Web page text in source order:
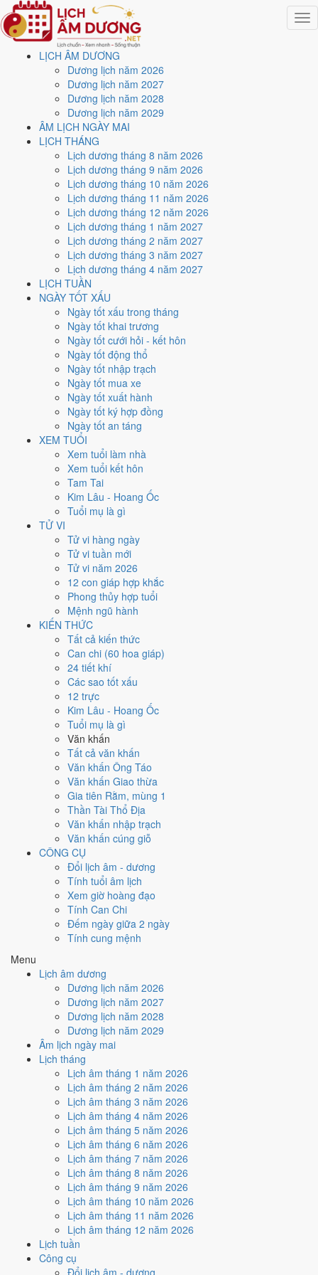
LỊCH ÂM DƯƠNG
Dương lịch năm 2026
Dương lịch năm 2027
Dương lịch năm 2028
Dương lịch năm 2029
ÂM LỊCH NGÀY MAI
LỊCH THÁNG
Lịch dương tháng 8 năm 2026
Lịch dương tháng 9 năm 2026
Lịch dương tháng 10 năm 2026
Lịch dương tháng 11 năm 2026
Lịch dương tháng 12 năm 2026
Lịch dương tháng 1 năm 2027
Lịch dương tháng 2 năm 2027
Lịch dương tháng 3 năm 2027
Lịch dương tháng 4 năm 2027
LỊCH TUẦN
NGÀY TỐT XẤU
Ngày tốt xấu trong tháng
Ngày tốt khai trương
Ngày tốt cưới hỏi - kết hôn
Ngày tốt động thổ
Ngày tốt nhập trạch
Ngày tốt mua xe
Ngày tốt xuất hành
Ngày tốt ký hợp đồng
Ngày tốt an táng
XEM TUỔI
Xem tuổi làm nhà
Xem tuổi kết hôn
Tam Tai
Kim Lâu - Hoang Ốc
Tuổi mụ là gì
TỬ VI
Tử vi hàng ngày
Tử vi tuần mới
Tử vi năm 2026
12 con giáp hợp khắc
Phong thủy hợp tuổi
Mệnh ngũ hành
KIẾN THỨC
Tất cả kiến thức
Can chi (60 hoa giáp)
24 tiết khí
Các sao tốt xấu
12 trực
Kim Lâu - Hoang Ốc
Tuổi mụ là gì
Văn khấn
Tất cả văn khấn
Văn khấn Ông Táo
Văn khấn Giao thừa
Gia tiên Rằm, mùng 1
Thần Tài Thổ Địa
Văn khấn nhập trạch
Văn khấn cúng giỗ
CÔNG CỤ
Đổi lịch âm - dương
Tính tuổi âm lịch
Xem giờ hoàng đạo
Tính Can Chi
Đếm ngày giữa 2 ngày
Tính cung mệnh
Menu
Lịch âm dương
Dương lịch năm 2026
Dương lịch năm 2027
Dương lịch năm 2028
Dương lịch năm 2029
Âm lịch ngày mai
Lịch tháng
Lịch âm tháng 1 năm 2026
Lịch âm tháng 2 năm 2026
Lịch âm tháng 3 năm 2026
Lịch âm tháng 4 năm 2026
Lịch âm tháng 5 năm 2026
Lịch âm tháng 6 năm 2026
Lịch âm tháng 7 năm 2026
Lịch âm tháng 8 năm 2026
Lịch âm tháng 9 năm 2026
Lịch âm tháng 10 năm 2026
Lịch âm tháng 11 năm 2026
Lịch âm tháng 12 năm 2026
Lịch tuần
Công cụ
Đổi lịch âm - dương
Trang chủ
Lịch năm 2026
Tháng 3/2026
Ngày 14/3/2026 (Đinh Hợi)
Xem ngày14/3/2026
lịch - Ngày 26/1 âm lịch
(Đinh Hợi) tốt hay xấu?
Ngày 14/3/2026 dương lịch (Thứ Bảy) là ngày 26/1/2026 âm lịch
Đinh Hợi- Chi khắc Can, Trực Thâu, Sao Nữ, nạp âm Ốc
Thượng Thổ. Tổng hòa, đây làNgày Hungvới điểm trung bình
cho các việc quan trọng. Giờ Hoàng Đạo trong ngày:
Mùi, Tuất, Hợi.
Ngày Dương
Tháng 3 năm 2026
Tháng 1 âm năm 2026
Tiết Kinh Trập
Canh Tý
Bính Ngọ
Ngày Đinh Hợi có TrựcThâu(ngày thu hoạch, tích trữ) nhưng gặp
Câu Trận hắc đạo. Điểm trung bình 7 việc chính chỉ
Ngày Hung, cần thận trọng với các quyết định lớn khó đảo
Mão, Mùi, Dầnhợp ngày; tuổi
Ngày 14/3/2026 tốt hay xấu cho
việc gì?
Ngày 14/3/2026 đạt4.1/10
Mở kho - xuất hàng (8/10), thấp nhất là
Trực Thâu (ngày thu hoạch, tích trữ) nhưng gặp Sao Câu Trận hắc
đạo nên điểm từng việc chênh nhau như bảng dưới.
Cưới hỏi - đính hôn
Trung bình
Cưới hỏi - đính hôn hôm nay ở
Hắc Đạogây bất lợi.
Cách tính ngày tốt
Khai trương - mở cửa hàng
4 /10Trung bình
Khai trương - mở cửa hàng hôm nay ở
Ngày Hắc Đạogây bất lợi.
Cách tính ngày tốt
Ký hợp đồng - giao ước
Tốt
Ký hợp đồng - giao ước hôm nay ở
Thâu
Cách tính ngày tốt
Động thổ - khởi công
Trung bình
Động thổ - khởi công hôm nay ở
Ngày Hắc Đạogây bất lợi.
Cách tính ngày tốt
Nhập trạch - vào nhà mới
Trung bình
Nhập trạch - vào nhà mới hôm nay ở
Ngày Hắc Đạogây bất lợi.
Cách tính ngày tốt
Mua xe - tậu xe
Trung bình
Mua xe - tậu xe hôm nay ởmức trung bình (4/10)
Hắc Đạogây bất lợi.
Cách tính ngày tốt
Xuất hành - đi xa
3
/10Xấu
Xuất hành - đi xa hôm nay ở
Ngày Hắc Đạogây bất lợi.